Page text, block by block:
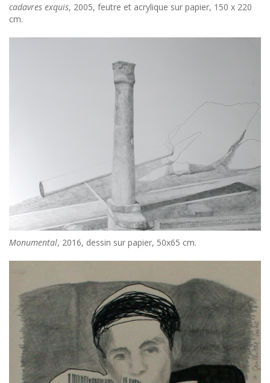
cadavres exquis, 2005, feutre et acrylique sur papier, 150 x 220
cm.
Monumental, 2016, dessin sur papier, 50x65 cm.